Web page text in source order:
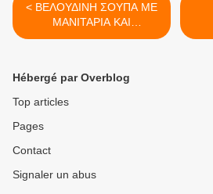
< ΒΕΛΟΥΔΙΝΗ ΣΟΥΠΑ ΜΕ
ΜΑΝΙΤΑΡΙΑ ΚΑΙ
ΚΟΛΟΚΥΘΑ
Hébergé par Overblog
Top articles
Pages
Contact
Signaler un abus